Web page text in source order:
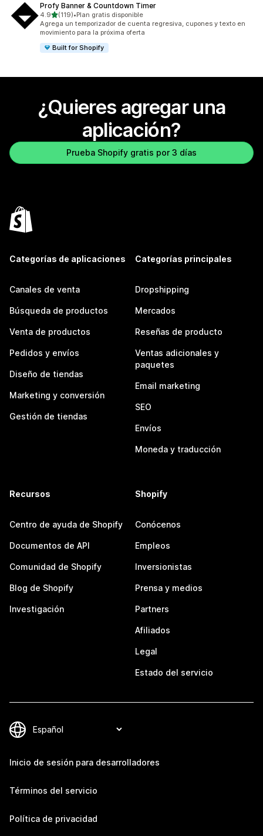
Profy Banner & Countdown Timer
4.9de 5 estrellas
(119)
119 reseñas en total
•Plan gratis disponible
Agrega un temporizador de cuenta regresiva, cupones y texto en
movimiento para la próxima oferta
Built for Shopify
¿Quieres agregar una
aplicación?
Prueba Shopify gratis por 3 días
Categorías de aplicaciones
Canales de venta
Búsqueda de productos
Venta de productos
Pedidos y envíos
Diseño de tiendas
Marketing y conversión
Gestión de tiendas
Categorías principales
Dropshipping
Mercados
Reseñas de producto
Ventas adicionales y
paquetes
Email marketing
SEO
Envíos
Moneda y traducción
Recursos
Centro de ayuda de Shopify
Documentos de API
Comunidad de Shopify
Blog de Shopify
Investigación
Shopify
Conócenos
Empleos
Inversionistas
Prensa y medios
Partners
Afiliados
Legal
Estado del servicio
Inicio de sesión para desarrolladores
Términos del servicio
Política de privacidad